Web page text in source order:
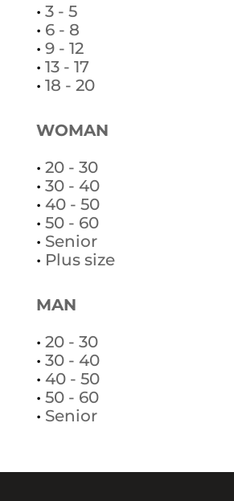
• 3 - 5
• 6 - 8
• 9 - 12
• 13 - 17
• 18 - 20
WOMAN
• 20 - 30
• 30 - 40
• 40 - 50
• 50 - 60
• Senior
• Plus size
MAN
• 20 - 30
• 30 - 40
• 40 - 50
• 50 - 60
• Senior